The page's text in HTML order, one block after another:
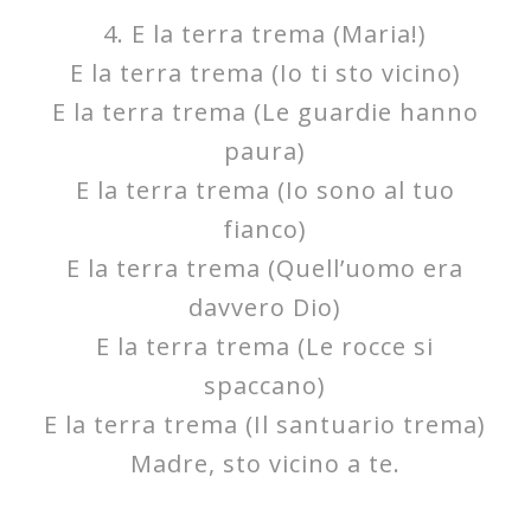
4. E la terra trema (Maria!)
E la terra trema (Io ti sto vicino)
E la terra trema (Le guardie hanno
paura)
E la terra trema (Io sono al tuo
fianco)
E la terra trema (Quell’uomo era
davvero Dio)
E la terra trema (Le rocce si
spaccano)
E la terra trema (Il santuario trema)
Madre, sto vicino a te.